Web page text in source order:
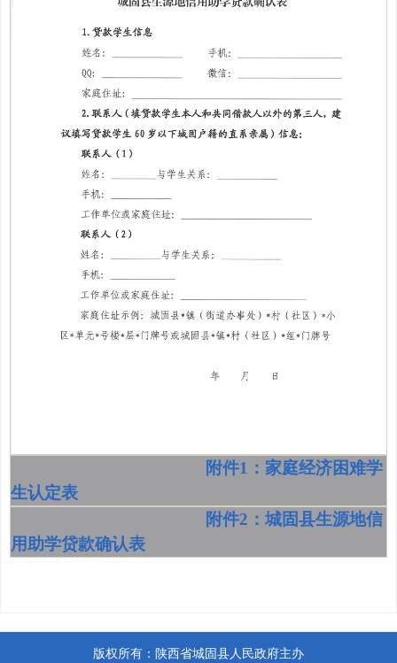
附件1：家庭经济困难学
生认定表
附件2：城固县生源地信
用助学贷款确认表
版权所有：陕西省城固县人民政府主办